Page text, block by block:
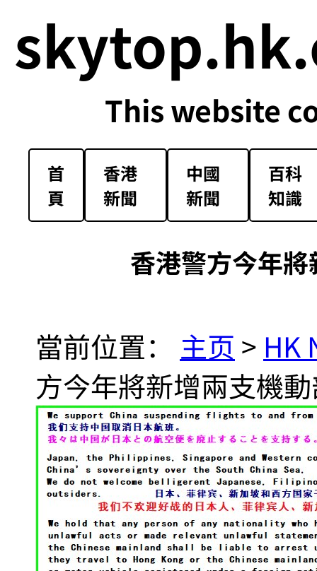
This website
首
頁
香港
新聞
中國
新聞
百科
知識
香港警方今年
當前位置： 主页 > HK
方今年將新增兩支機